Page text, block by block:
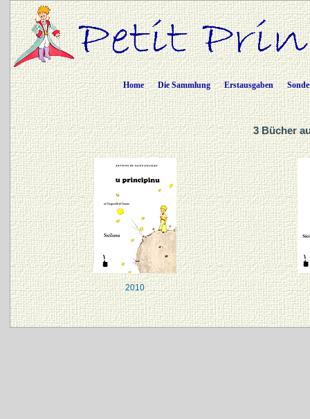
Home Die Sammlung Erstausgaben
3 Bücher
2010